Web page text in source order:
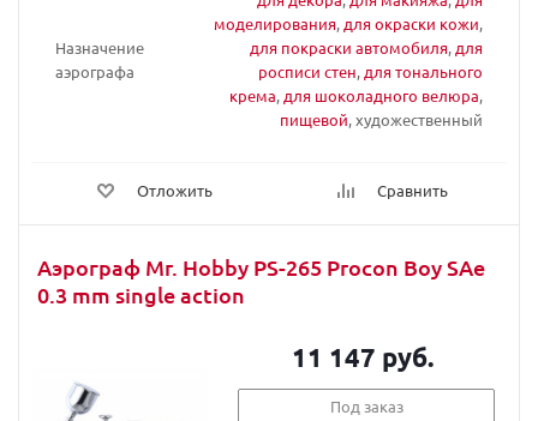
Назначение
аэрографа
моделирования, для окраски кожи,
для покраски автомобиля, для
росписи стен, для тонального
крема, для шоколадного велюра,
пищевой, художественный
Отложить Сравнить
Аэрограф Mr. Hobby PS-265 Procon Boy SAe
0.3 mm single action
11 147 руб.
Под заказ